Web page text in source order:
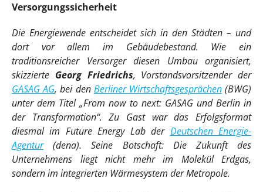
Versorgungssicherheit
Die Energiewende entscheidet sich in den Städten – und
dort vor allem im Gebäudebestand. Wie ein
traditionsreicher Versorger diesen Umbau organisiert,
skizzierte Georg Friedrichs, Vorstandsvorsitzender der
GASAG AG, bei den Berliner Wirtschaftsgesprächen(BWG)
unter dem Titel „From now to next: GASAG und Berlin in
der Transformation“. Zu Gast war das Erfolgsformat
diesmal im Future Energy Lab der Deutschen Energie-
Agentur(dena). Seine Botschaft: Die Zukunft des
Unternehmens liegt nicht mehr im Molekül Erdgas,
sondern im integrierten Wärmesystem der Metropole.